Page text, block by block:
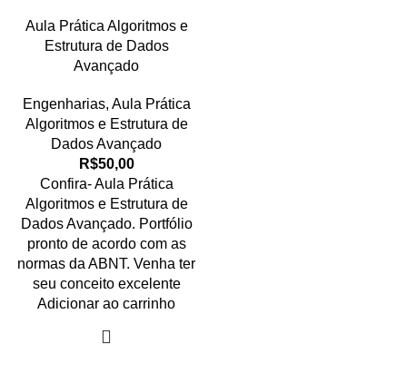
Aula Prática Algoritmos e
Estrutura de Dados
Avançado
Engenharias, Aula Prática
Algoritmos e Estrutura de
Dados Avançado
R$50,00
Confira- Aula Prática
Algoritmos e Estrutura de
Dados Avançado. Portfólio
pronto de acordo com as
normas da ABNT. Venha ter
seu conceito excelente
Adicionar ao carrinho